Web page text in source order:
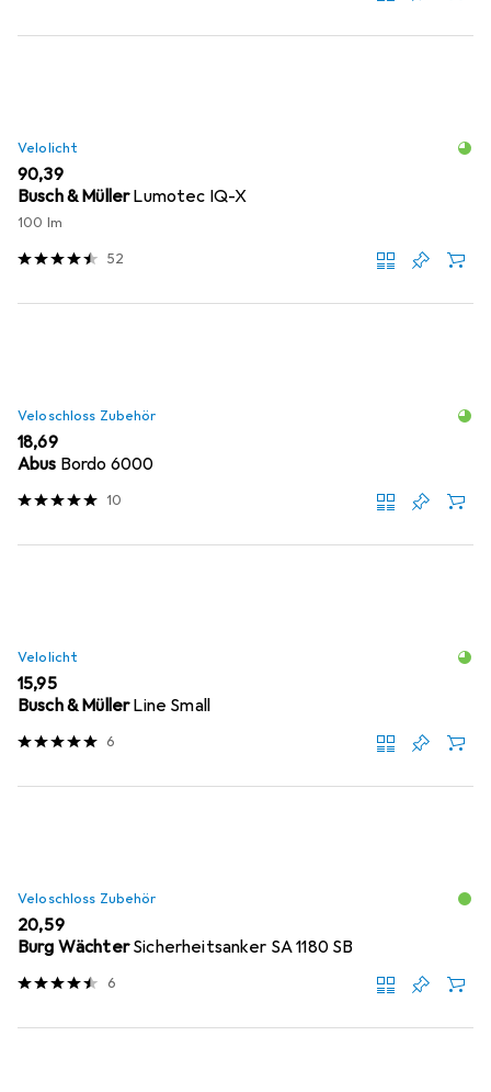
Velolicht
EUR
90,39
Busch & MüllerLumotec IQ-X
100 lm
52
Veloschloss Zubehör
EUR
18,69
Abus Bordo 6000
10
Velolicht
EUR
15,95
Busch & MüllerLine Small
6
Veloschloss Zubehör
EUR
20,59
Burg Wächter Sicherheitsanker SA 1180 SB
6